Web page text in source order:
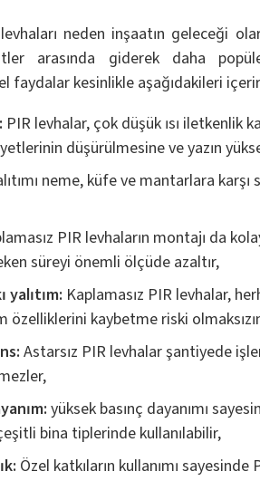
neden inşaatın geleceği
arasında giderek daha
faydalar kesinlikle aşağıdakileri
PIR levhalar, çok düşük ısı iletkenlik
düşürülmesine ve yazın
neme, küfe ve mantarlara
PIR levhaların montajı da
süreyi önemli ölçüde azaltır,
yalıtım: Kaplamasız PIR levhalar,
özelliklerini kaybetme riski
Astarsız PIR levhalar şantiyede
yüksek basınç dayanımı
bina tiplerinde kullanılabilir,
Özel katkıların kullanımı